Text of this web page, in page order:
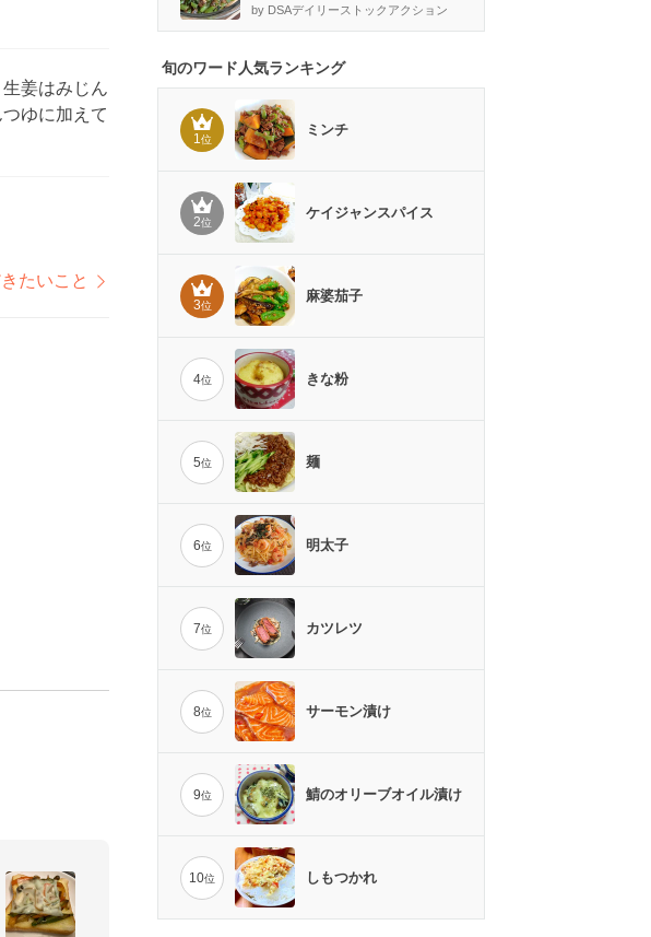
姜はみじん
ゆに加えて
たいこと
by DSAデイリーストックアクション
旬のワード人気ランキング
1位
ミンチ
2位
ケイジャンスパイス
3位
麻婆茄子
4位 きな粉
5位 麺
6位 明太子
7位 カツレツ
8位 サーモン漬け
9位 鯖のオリーブオイル漬け
10位 しもつかれ